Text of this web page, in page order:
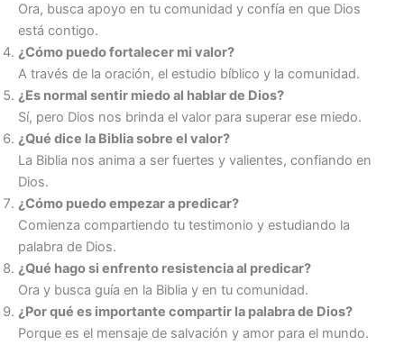
Ora, busca apoyo en tu comunidad y confía en que Dios
está contigo.
¿Cómo puedo fortalecer mi valor?
A través de la oración, el estudio bíblico y la comunidad.
¿Es normal sentir miedo al hablar de Dios?
Sí, pero Dios nos brinda el valor para superar ese miedo.
¿Qué dice la Biblia sobre el valor?
La Biblia nos anima a ser fuertes y valientes, confiando en
Dios.
¿Cómo puedo empezar a predicar?
Comienza compartiendo tu testimonio y estudiando la
palabra de Dios.
¿Qué hago si enfrento resistencia al predicar?
Ora y busca guía en la Biblia y en tu comunidad.
¿Por qué es importante compartir la palabra de Dios?
Porque es el mensaje de salvación y amor para el mundo.